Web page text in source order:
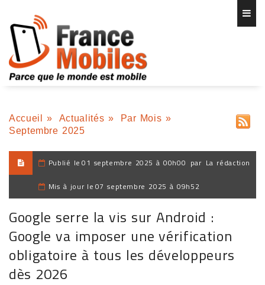
Accueil » Actualités » Par Mois »
Septembre 2025
Publié le 01 septembre 2025 à 00h00 par La rédaction
Mis à jour le 07 septembre 2025 à 09h52
Google serre la vis sur Android :
Google va imposer une vérification
obligatoire à tous les développeurs
dès 2026